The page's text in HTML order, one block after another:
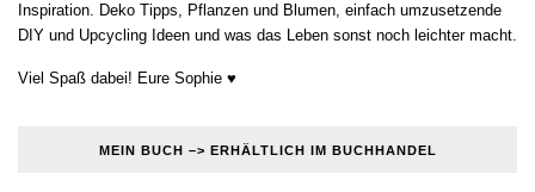
Inspiration. Deko Tipps, Pflanzen und Blumen, einfach umzusetzende
DIY und Upcycling Ideen und was das Leben sonst noch leichter macht.
Viel Spaß dabei! Eure Sophie ♥
MEIN BUCH –> ERHÄLTLICH IM BUCHHANDEL